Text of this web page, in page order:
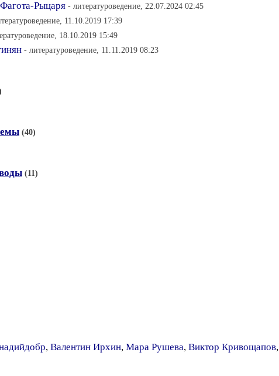
Рыцаря - литературоведение, 22.07.2024 02:45
11.10.2019 17:39
18.10.2019 15:49
- литературоведение, 11.11.2019 08:23
(40)
(11)
, Валентин Ирхин, Мара Рушева, Виктор Кривощапов,